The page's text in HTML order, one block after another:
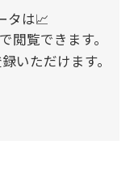
タは📈
で閲覧できます。
いただけます。